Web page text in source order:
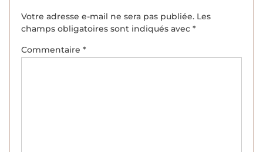
Votre adresse e-mail ne sera pas publiée. Les
champs obligatoires sont indiqués avec *
Commentaire *